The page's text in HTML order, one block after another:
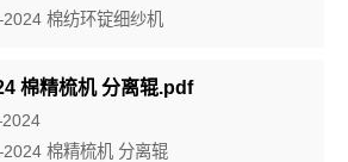
棉纺环锭细纱机
棉精梳机 分离辊.pdf
棉精梳机 分离辊